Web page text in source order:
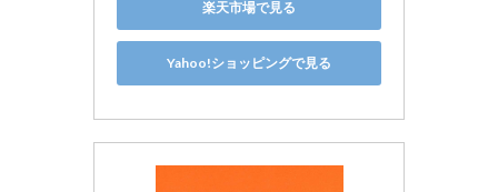
楽天市場で見る
Yahoo!ショッピングで見る